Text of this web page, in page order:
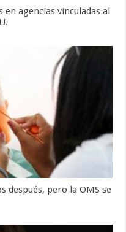
agencias vinculadas al
después, pero la OMS se